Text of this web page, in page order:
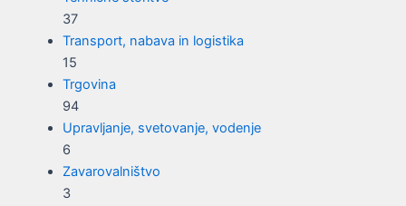
37
Transport, nabava in logistika
15
Trgovina
94
Upravljanje, svetovanje, vodenje
6
Zavarovalništvo
3